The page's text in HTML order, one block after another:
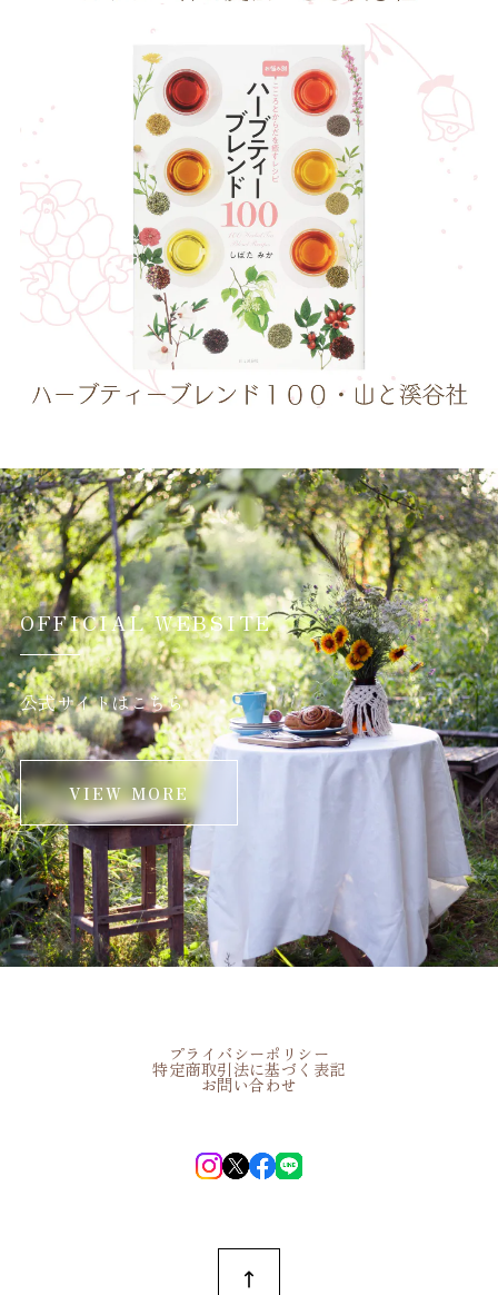
OFFICIAL WEBSITE
公式サイトはこちら
VIEW MORE
プライバシーポリシー
特定商取引法に基づく表記
お問い合わせ